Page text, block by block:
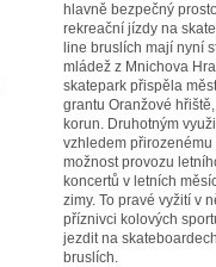
hlavně bezpečný
rekreační jízdy na
line bruslích mají nyní
mládež z Mnichova
skatepark přispěla
grantu Oranžové
korun. Druhotným
vzhledem
možnost provozu
koncertů v letních
zimy. To pravé vyžití v
příznivci kolových
jezdit na
bruslích.